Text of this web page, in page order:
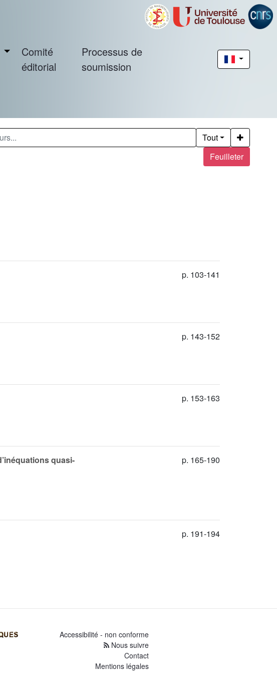
Comité
éditorial
Processus de
soumission
Feuilleter
Tout
p. 103-141
p. 143-152
p. 153-163
quasi-
p. 165-190
p. 191-194
Accessibilité - non conforme
Nous suivre
Contact
Mentions légales